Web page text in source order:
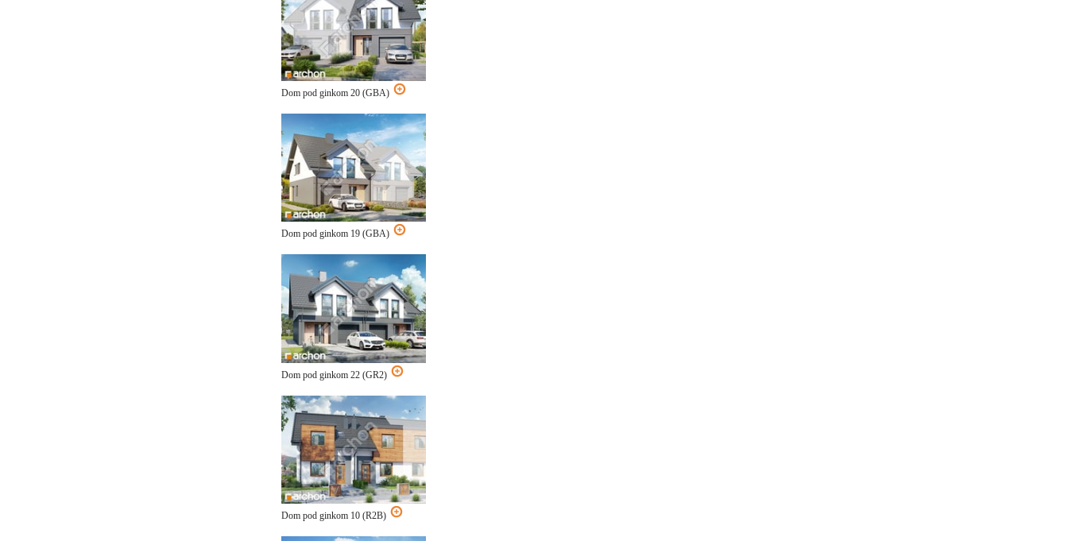
Dom pod ginkom 20 (GBA)
Dom pod ginkom 19 (GBA)
Dom pod ginkom 22 (GR2)
Dom pod ginkom 10 (R2B)